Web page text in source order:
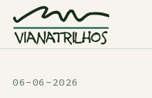
Quem somos
06-06-2026